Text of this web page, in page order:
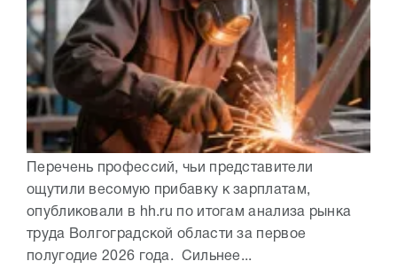
Перечень профессий, чьи представители
ощутили весомую прибавку к зарплатам,
опубликовали в hh.ru по итогам анализа рынка
труда Волгоградской области за первое
полугодие 2026 года. Сильнее...